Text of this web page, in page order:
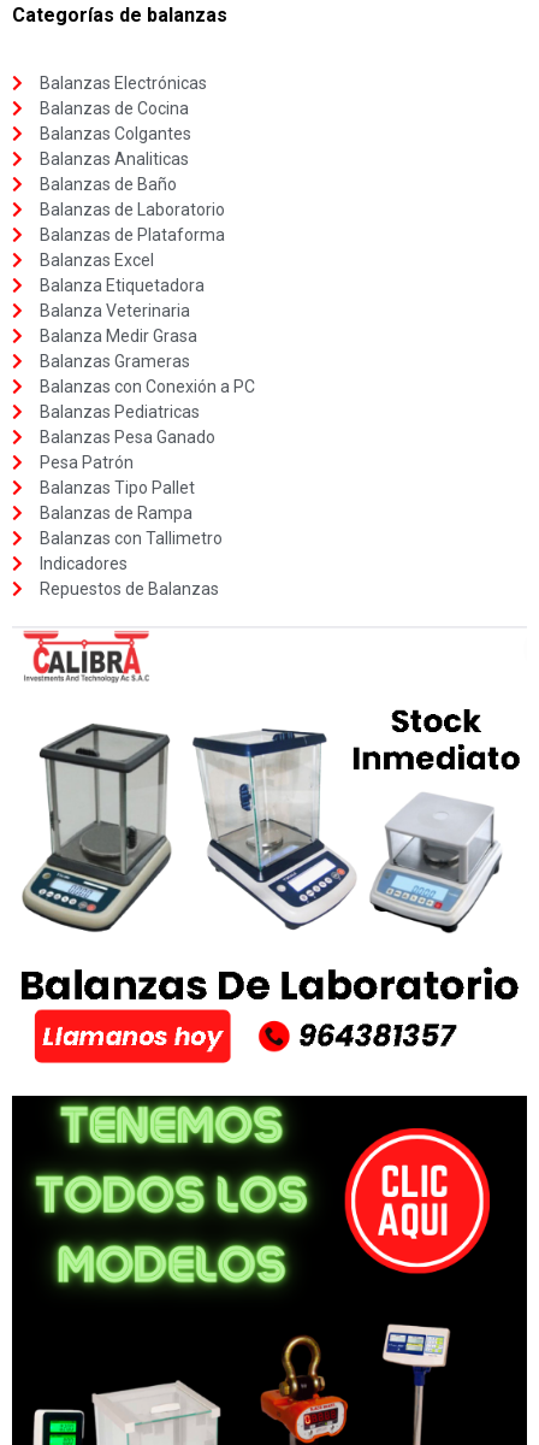
Categorías de balanzas
Balanzas Electrónicas
Balanzas de Cocina
Balanzas Colgantes
Balanzas Analiticas
Balanzas de Baño
Balanzas de Laboratorio
Balanzas de Plataforma
Balanzas Excel
Balanza Etiquetadora
Balanza Veterinaria
Balanza Medir Grasa
Balanzas Grameras
Balanzas con Conexión a PC
Balanzas Pediatricas
Balanzas Pesa Ganado
Pesa Patrón
Balanzas Tipo Pallet
Balanzas de Rampa
Balanzas con Tallimetro
Indicadores
Repuestos de Balanzas